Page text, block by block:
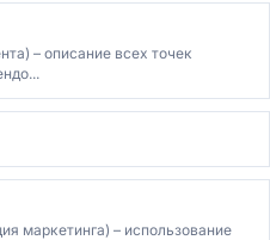
– описание всех точек
маркетинга) – использование